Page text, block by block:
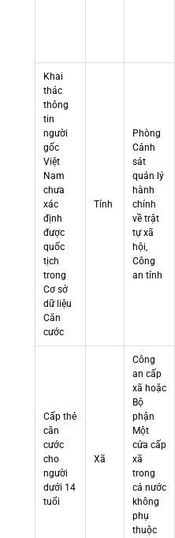
Khai
thác
thông
tin
người
gốc
Việt
Nam
chưa
xác
định
được
quốc
tịch
trong
Cơ sở
dữ liệu
Căn
cước
Tỉnh
Phòng
Cảnh
sát
quản lý
hành
chính
về trật
tự xã
hội,
Công
an tỉnh
Cấp thẻ
căn
cước
cho
người
dưới 14
tuổi
Xã
Công
an cấp
xã hoặc
Bộ
phận
Một
cửa cấp
xã
trong
cả nước
không
phụ
thuộc